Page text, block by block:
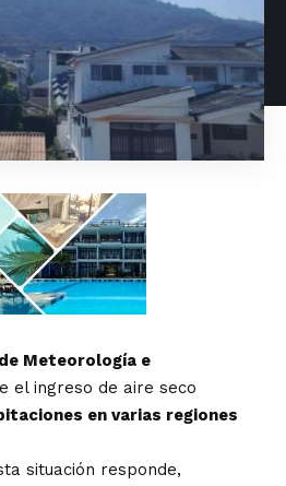
Meteorología e
el ingreso de aire seco
en varias regiones
situación responde,